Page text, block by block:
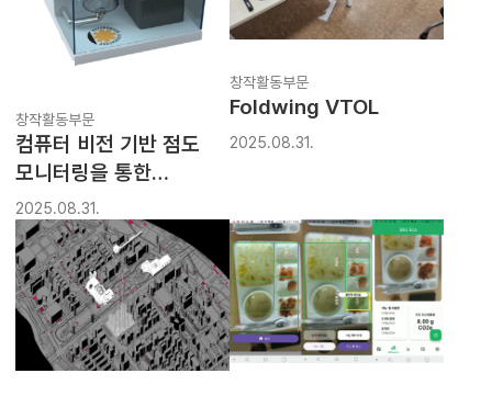
창작활동부문
컴퓨터 비전 기반 점도
모니터링을 통한
공정자동화 디바이스
2025.08.31.
창작활동부문
Foldwing VTOL
2025.08.31.